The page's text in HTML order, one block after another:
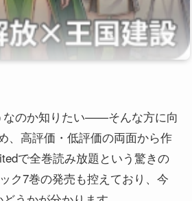
なのか知りたい——そんな方に向
、高評価・低評価の両面から作
で全巻読み放題という驚きの
ク7巻の発売も控えており、今